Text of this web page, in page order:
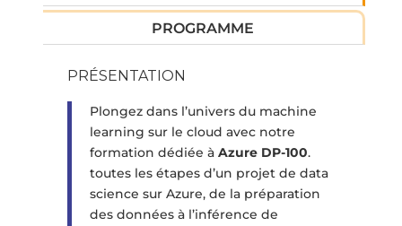
PROGRAMME
PRÉSENTATION
Plongez dans l’univers du machine
learning sur le cloud avec notre
formation dédiée à Azure DP-100.
toutes les étapes d’un projet de data
science sur Azure, de la préparation
des données à l’inférence de